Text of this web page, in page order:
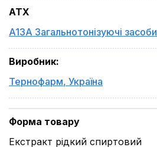
ATX
A13A Загальнотонізуючі засоби
Виробник:
Тернофарм, Україна
Форма товару
Екстракт рідкий спиртовий